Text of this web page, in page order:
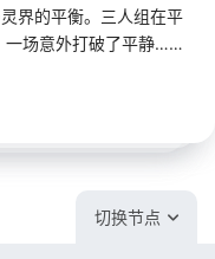
界的平衡。三人组在平
一场意外打破了平静……
切换节点